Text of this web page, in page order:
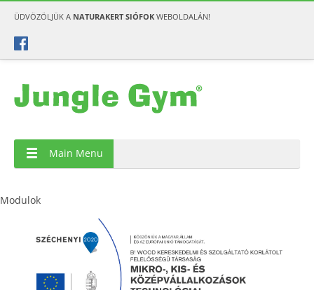
ÜDVÖZÖLJÜK A NATURAKERT SIÓFOK WEBOLDALÁN!
Main Menu
Modulok